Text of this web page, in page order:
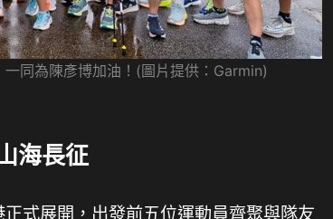
同為陳彥博加油！(圖片提供：Garmin)
海長征
式展開，出發前五位運動員齊聚與隊友